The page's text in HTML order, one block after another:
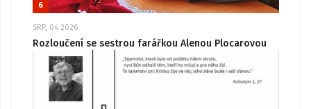
6
SRP, 04 2026
Rozloučení se sestrou farářkou Alenou Plocarovou